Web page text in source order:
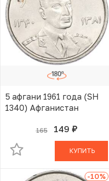
5 афгани 1961 года (SH
1340) Афганистан
165 149 руб.
В КОРЗИНЕ
КУПИТЬ
-10%